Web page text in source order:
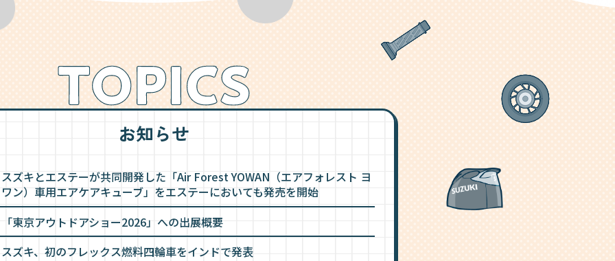
お知らせ
スズキとエステーが共同開発した「Air Forest YOWAN（エアフォレスト ヨ
ワン）車用エアケアキューブ」をエステーにおいても発売を開始
「東京アウトドアショー2026」への出展概要
スズキ、初のフレックス燃料四輪車をインドで発表